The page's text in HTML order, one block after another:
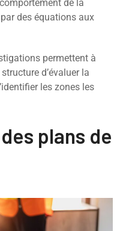
de la
des équations aux
permettent à
structure d’évaluer la
les zones les
plans de